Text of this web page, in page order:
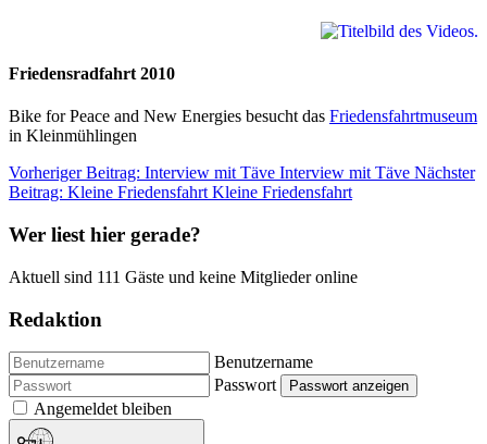
Friedensradfahrt 2010
Bike for Peace and New Energies besucht das Friedensfahrtmuseum
in Kleinmühlingen
Vorheriger Beitrag: Interview mit Täve Interview mit Täve Nächster
Beitrag: Kleine Friedensfahrt Kleine Friedensfahrt
Wer liest hier gerade?
Aktuell sind 111 Gäste und keine Mitglieder online
Redaktion
Benutzername
Passwort
Passwort anzeigen
Angemeldet bleiben